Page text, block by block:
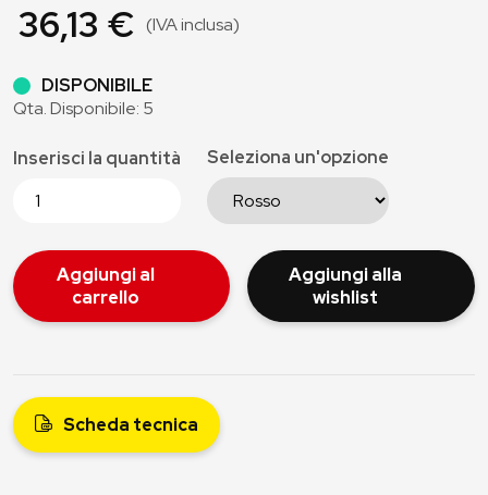
36,13 € (IVA inclusa)
DISPONIBILE
Qta. Disponibile: 5
Inserisci la quantità Seleziona un'opzione
Aggiungi al
carrello
Aggiungi alla
wishlist
Scheda tecnica